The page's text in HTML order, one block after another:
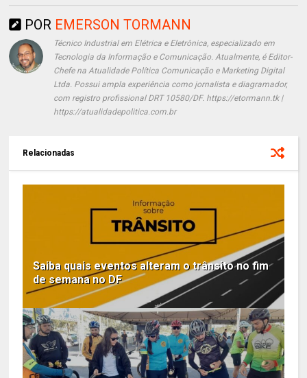
POR EMERSON TORMANN
Técnico Industrial em Elétrica e Eletrônica, especializado em
Tecnologia da Informação e Comunicação. Atualmente, é Editor-
Chefe na Atualidade Política Comunicação e Marketing Digital
Ltda. Possui ampla experiência como jornalista e diagramador,
com registro profissional DRT 10580/DF. https://etormann.tk |
https://atualidadepolitica.com.br
Relacionadas
Saiba quais eventos alteram o trânsito no fim
de semana no DF